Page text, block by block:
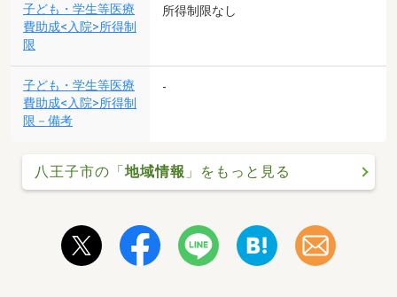
子ども・学生等医療
費助成<入院>所得制
限
所得制限なし
子ども・学生等医療
費助成<入院>所得制
限－備考
-
八王子市の「地域情報 」をもっと見る